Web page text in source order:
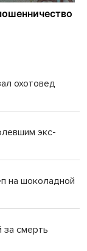
охотовед
экс-
на шоколадной
смерть